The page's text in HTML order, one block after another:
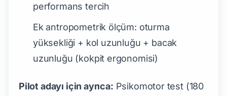
performans tercih
Ek antropometrik ölçüm: oturma
yüksekliği + kol uzunluğu + bacak
uzunluğu (kokpit ergonomisi)
Pilot adayı için ayrıca: Psikomotor test (180